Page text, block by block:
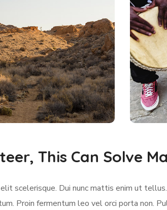
This Can Solve
scelerisque. Dui nunc mattis enim ut
Proin fermentum leo vel orci porta non.